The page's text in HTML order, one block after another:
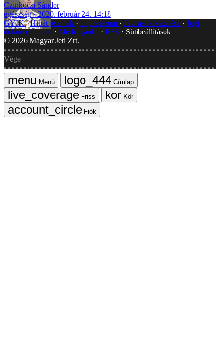
Czinkóczi Sándor
egészség
2020. február 24. 14:18
GYIK Hibát jelentek Impresszum Javítások kezelése
Jogi
dokumentumok
Médiaajánlat RSS
Sütibeállítások
© 2026 Magyar Jeti Zrt.
Vége
Menü
Címlap
Friss
Kör
Fiók